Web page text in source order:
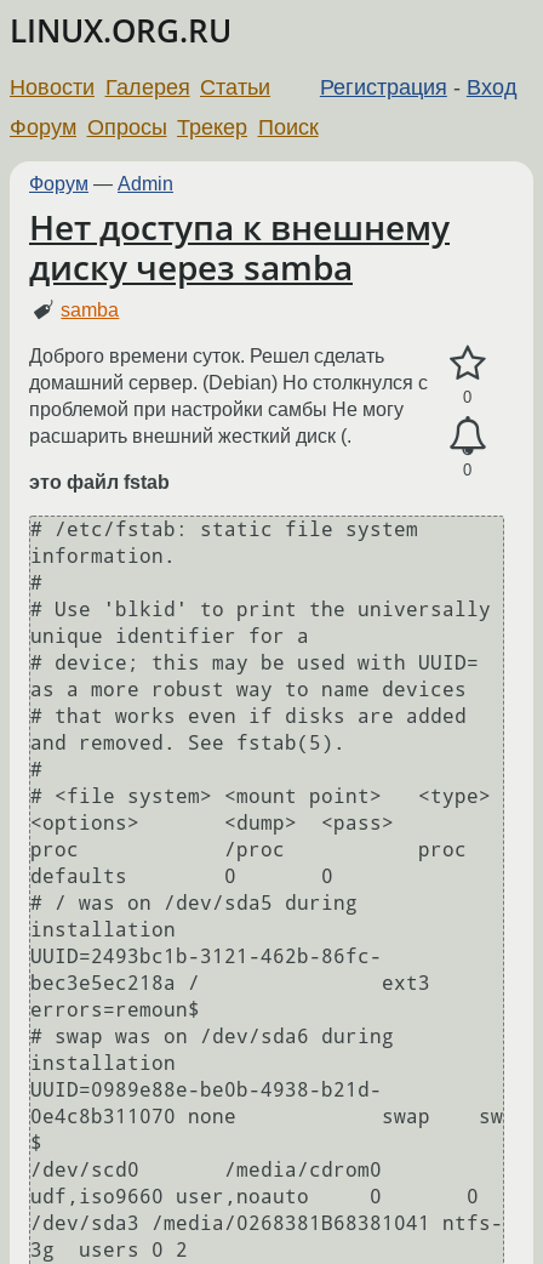
LINUX.ORG.RU
Регистрация - Вход
Новости Галерея Статьи
Форум Опросы Трекер Поиск
Форум — Admin
Нет доступа к внешнему
диску через samba
samba
0
0
Доброго времени суток. Решел сделать
домашний сервер. (Debian) Но столкнулся с
проблемой при настройки самбы Не могу
расшарить внешний жесткий диск (.
это файл fstab
# /etc/fstab: static file system
information.
#
# Use 'blkid' to print the universally
unique identifier for a
# device; this may be used with UUID=
as a more robust way to name devices
# that works even if disks are added
and removed. See fstab(5).
#
# <file system> <mount point>   <type>
<options>       <dump>  <pass>
proc            /proc           proc
defaults        0       0
# / was on /dev/sda5 during
installation
UUID=2493bc1b-3121-462b-86fc-
bec3e5ec218a /               ext3
errors=remoun$
# swap was on /dev/sda6 during
installation
UUID=0989e88e-be0b-4938-b21d-
0e4c8b311070 none            swap    sw
$
/dev/scd0       /media/cdrom0
udf,iso9660 user,noauto     0       0
/dev/sda3 /media/0268381B68381041 ntfs-
3g  users 0 2